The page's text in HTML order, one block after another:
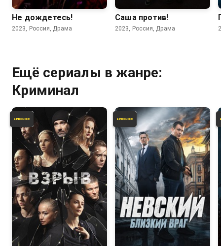
Не дождетесь!
2023, Россия, Драма
Саша против!
2023, Россия, Драма
Ещё сериалы в жанре:
Криминал
6.5 7.2